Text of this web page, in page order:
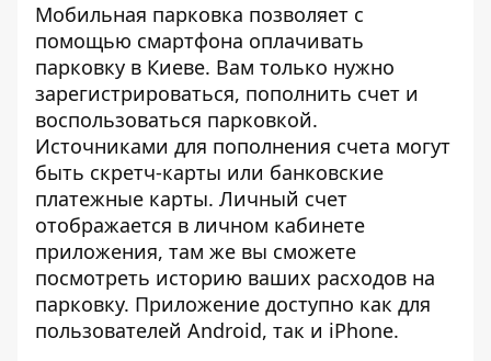
Мобильная парковка позволяет с
помощью смартфона оплачивать
парковку в Киеве. Вам только нужно
зарегистрироваться, пополнить счет и
воспользоваться парковкой.
Источниками для пополнения счета могут
быть скретч-карты или банковские
платежные карты. Личный счет
отображается в личном кабинете
приложения, там же вы сможете
посмотреть историю ваших расходов на
парковку. Приложение доступно как для
пользователей Android, так и iPhone.